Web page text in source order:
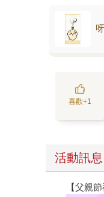
喜歡+1
活動訊息
【父親